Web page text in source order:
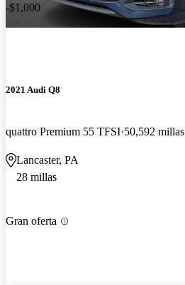
-$1,000
2021 Audi Q8
quattro Premium 55 TFSI 50,592 millas
Lancaster, PA
28 millas
Gran oferta